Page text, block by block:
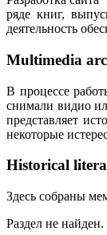
ряде книг,
деятельность
Multimedia
В процессе
снимали видио
представляет
некоторые
Historical
Здесь собраны
Раздел не найден.